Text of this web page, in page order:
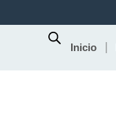
Inicio